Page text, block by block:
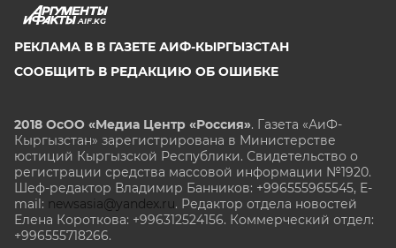
AIF.KG
РЕКЛАМА В В ГАЗЕТЕ АИФ-КЫРГЫЗСТАН
СООБЩИТЬ В РЕДАКЦИЮ ОБ ОШИБКЕ
2018 ОсОО «Медиа Центр «Россия». Газета «АиФ-
Кыргызстан» зарегистрирована в Министерстве
юстиций Кыргызской Республики. Свидетельство о
регистрации средства массовой информации №1920.
Шеф-редактор Владимир Банников: +996555965545, E-
mail: newsasia@yandex.ru. Редактор отдела новостей
Елена Короткова: +996312524156. Коммерческий отдел:
+996555718266.